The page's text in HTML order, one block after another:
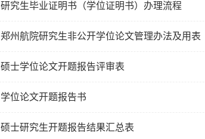
研究生毕业证明书（学位证明书）办理流程
郑州航院研究生非公开学位论文管理办法及用表
硕士学位论文开题报告评审表
学位论文开题报告书
硕士研究生开题报告结果汇总表